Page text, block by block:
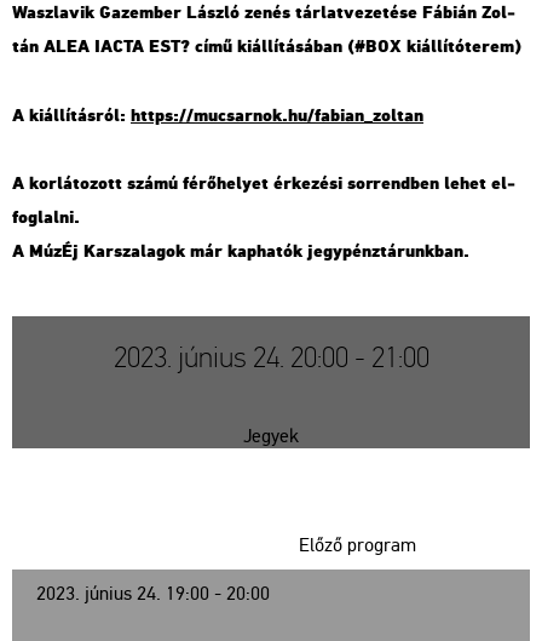
Wasz­la­vik Gaz­em­ber Lász­ló zenés tár­lat­ve­ze­té­se Fá­bi­án Zol­
tán ALEA IACTA EST? című ki­ál­lí­tá­sá­ban (#BOX ki­ál­lí­tó­te­rem)
A ki­ál­lí­tás­ról: https://​mu­csar­nok.​hu/​fa­bi­an_​zol­tan
A kor­lá­to­zott számú fé­rő­he­lyet ér­ke­zé­si sor­rend­ben lehet el­
fog­lal­ni.
A MúzÉj Kar­sza­la­gok már kap­ha­tók jegy­pénz­tá­runk­ban.
2023. június 24. 20:00 - 21:00
Jegyek
2023. június 24. 19:00 - 20:00
Előző program